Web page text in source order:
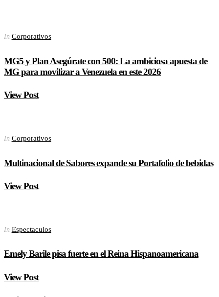
In Corporativos
MG5 y Plan Asegúrate con 500: La ambiciosa apuesta de
MG para movilizar a Venezuela en este 2026
View Post
In Corporativos
Multinacional de Sabores expande su Portafolio de bebidas
View Post
In Espectaculos
Emely Barile pisa fuerte en el Reina Hispanoamericana
View Post